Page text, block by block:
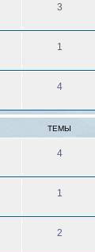
3
1
4
ТЕМЫ
4
1
2